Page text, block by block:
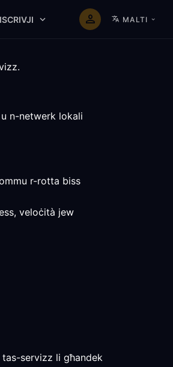
MALTI
n-netwerk lokali
r-rotta biss
veloċità jew
servizz li għandek